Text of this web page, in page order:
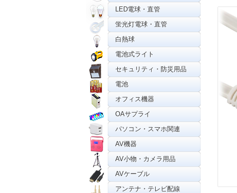
LED電球・直管
蛍光灯電球・直管
白熱球
電池式ライト
セキュリティ・防災用品
電池
オフィス機器
OAサプライ
パソコン・スマホ関連
AV機器
AV小物・カメラ用品
AVケーブル
アンテナ・テレビ配線